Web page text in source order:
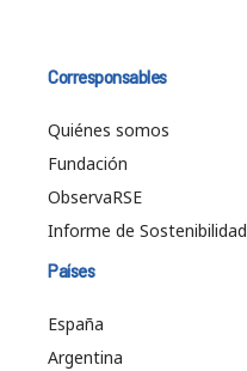
Corresponsables
Quiénes somos
Fundación
ObservaRSE
Informe de Sostenibilidad
Países
España
Argentina